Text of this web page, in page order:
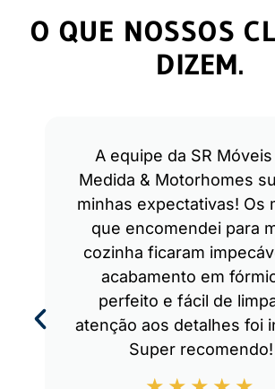
O QUE NOSSOS
DIZEM.
A equipe da SR
Medida & Motorhomes
minhas expectativas! Os
que encomendei para
cozinha ficaram
acabamento em
perfeito e fácil de
atenção aos detalhes foi
Super recomendo!